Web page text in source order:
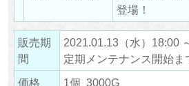
登場！
販売期
間
2021.01.13（水）18:00
定期メンテナンス開始
価格
1個 3000G